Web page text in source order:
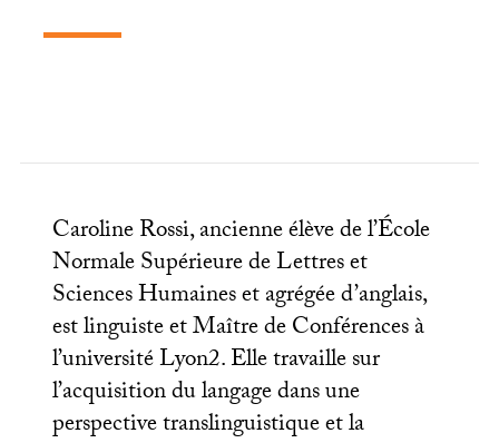
Caroline Rossi, ancienne élève de l’École
Normale Supérieure de Lettres et
Sciences Humaines et agrégée d’anglais,
est linguiste et Maître de Conférences à
l’université Lyon2. Elle travaille sur
l’acquisition du langage dans une
perspective translinguistique et la